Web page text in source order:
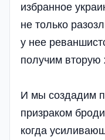
избранное
не только
у нее
получим вторую
И мы создадим
призраком
когда